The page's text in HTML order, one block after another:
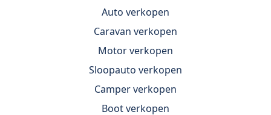
Auto verkopen
Caravan verkopen
Motor verkopen
Sloopauto verkopen
Camper verkopen
Boot verkopen